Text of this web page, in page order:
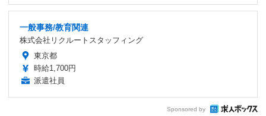
一般事務/教育関連
株式会社リクルートスタッフィング
東京都
時給1,700円
派遣社員
Sponsored by